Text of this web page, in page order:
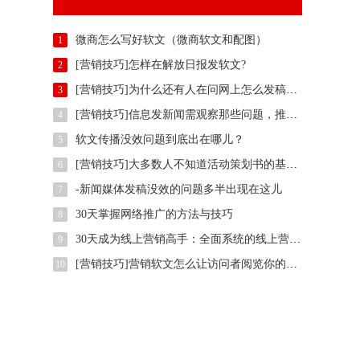
1 微商怎么写好软文（微商软文和配图）
2 [营销技巧]怎样在解放日报发软文?
3 [营销技巧]为什么还有人在问网上怎么发稿？用智慧软文
4 [营销技巧]信息发新闻需观察那些问题，推广方法有那些？
5 软文传播没效问题到底出在哪儿？
6 [营销技巧]大多数人不知道活动策划书的基本样式是什么,我们一起了解下
7 -新闻媒体发稿没效的问题多半出现在这儿
8 30天掌握网络推广的方法与技巧
9 30天成为线上营销高手：全面系统的线上营销培训
10 [营销技巧]营销软文怎么让访问者阅览你的整篇文案